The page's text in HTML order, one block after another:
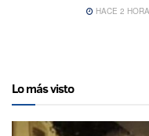
HACE 2
Lo más visto